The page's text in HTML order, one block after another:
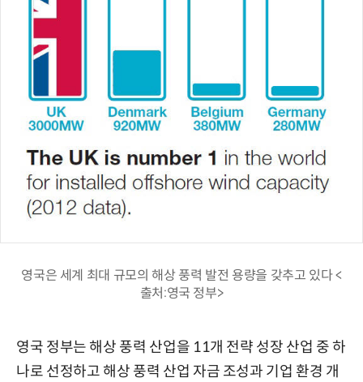
영국은 세계 최대 규모의 해상 풍력 발전 용량을 갖추고 있다 <
출처:영국 정부>
영국 정부는 해상 풍력 산업을 11개 전략 성장 산업 중 하
나로 선정하고 해상 풍력 산업 자금 조성과 기업 환경 개